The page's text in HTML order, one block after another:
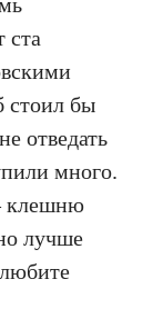
ста
стоил бы
отведать
много.
клешню
лучше